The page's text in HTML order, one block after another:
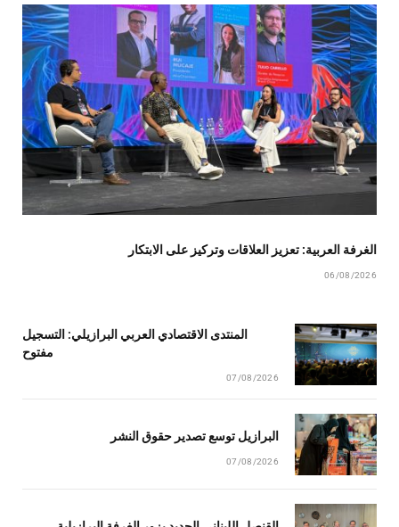
الغرفة العربية: تعزيز العلاقات وتركيز على الابتكار
06/08/2026
المنتدى الاقتصادي العربي البرازيلي: التسجيل
مفتوح
07/08/2026
البرازيل توسع تصدير حقوق النشر
07/08/2026